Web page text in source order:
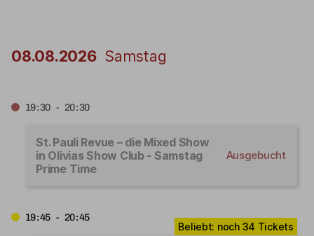
08.08.2026 Samstag
19:30 - 20:30
St. Pauli Revue – die Mixed Show
in Olivias Show Club - Samstag
Prime Time
Ausgebucht
19:45 - 20:45